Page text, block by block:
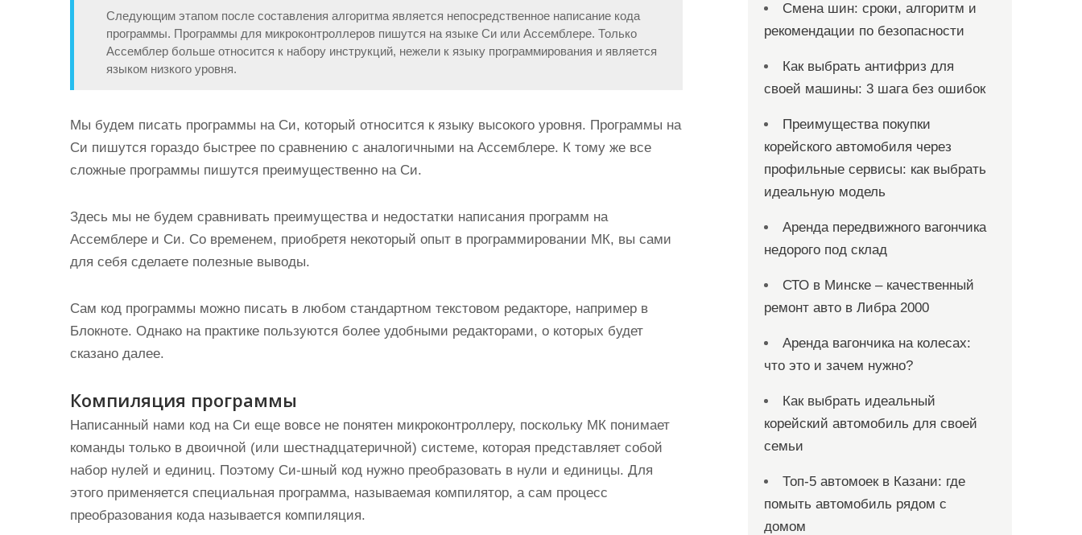
Следующим этапом после составления алгоритма является непосредственное написание кода
программы. Программы для микроконтроллеров пишутся на языке Си или Ассемблере. Только
Ассемблер больше относится к набору инструкций, нежели к языку программирования и является
языком низкого уровня.
Мы будем писать программы на Си, который относится к языку высокого уровня. Программы на
Си пишутся гораздо быстрее по сравнению с аналогичными на Ассемблере. К тому же все
сложные программы пишутся преимущественно на Си.
Здесь мы не будем сравнивать преимущества и недостатки написания программ на
Ассемблере и Си. Со временем, приобретя некоторый опыт в программировании МК, вы сами
для себя сделаете полезные выводы.
Сам код программы можно писать в любом стандартном текстовом редакторе, например в
Блокноте. Однако на практике пользуются более удобными редакторами, о которых будет
сказано далее.
Компиляция программы
Написанный нами код на Си еще вовсе не понятен микроконтроллеру, поскольку МК понимает
команды только в двоичной (или шестнадцатеричной) системе, которая представляет собой
набор нулей и единиц. Поэтому Си-шный код нужно преобразовать в нули и единицы. Для
этого применяется специальная программа, называемая компилятор, а сам процесс
преобразования кода называется компиляция.
Смена шин: сроки, алгоритм и
рекомендации по безопасности
Как выбрать антифриз для
своей машины: 3 шага без ошибок
Преимущества покупки
корейского автомобиля через
профильные сервисы: как выбрать
идеальную модель
Аренда передвижного вагончика
недорого под склад
СТО в Минске – качественный
ремонт авто в Либра 2000
Аренда вагончика на колесах:
что это и зачем нужно?
Как выбрать идеальный
корейский автомобиль для своей
семьи
Топ-5 автомоек в Казани: где
помыть автомобиль рядом с
домом